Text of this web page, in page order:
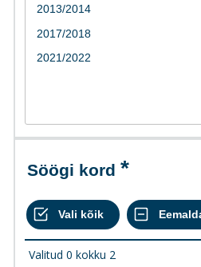
Söögi kord
Valitud 0 kokku 2